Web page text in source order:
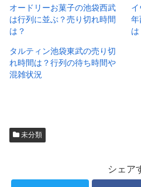
オードリーお菓子の池袋西武
は行列に並ぶ？売り切れ時間
は？
年
タルティン池袋東武の売り切
れ時間は？行列の待ち時間や
混雑状況
未分類
シェア